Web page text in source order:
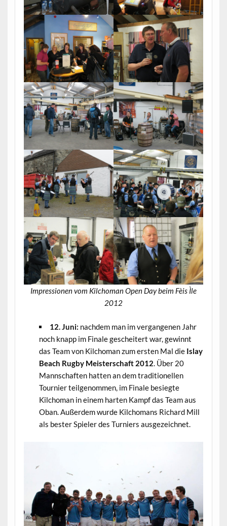
Impressionen vom Kilchoman Open Day beim Fèis Ìle
2012
12. Juni: nachdem man im vergangenen Jahr
noch knapp im Finale gescheitert war, gewinnt
das Team von Kilchoman zum ersten Mal die Islay
Beach Rugby Meisterschaft 2012. Über 20
Mannschaften hatten an dem traditionellen
Tournier teilgenommen, im Finale besiegte
Kilchoman in einem harten Kampf das Team aus
Oban. Außerdem wurde Kilchomans Richard Mill
als bester Spieler des Turniers ausgezeichnet.